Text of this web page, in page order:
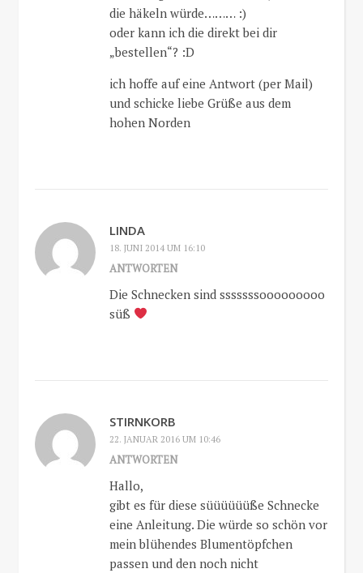
die häkeln würde……… :)
oder kann ich die direkt bei dir
„bestellen“? :D
ich hoffe auf eine Antwort (per Mail)
und schicke liebe Grüße aus dem
hohen Norden
LINDA
18. JUNI 2014 UM 16:10
ANTWORTEN
Die Schnecken sind sssssssooooooooo
süß
STIRNKORB
22. JANUAR 2016 UM 10:46
ANTWORTEN
Hallo,
gibt es für diese süüüüüüße Schnecke
eine Anleitung. Die würde so schön vor
mein blühendes Blumentöpfchen
passen und den noch nicht